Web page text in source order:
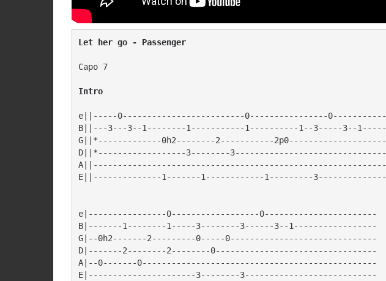
Capo 7
Intro
e||-----0-------------------------0----------------0-----------
B||---3---3--1--------1-----------1----------1--3-----3--1-----
G||*-------------0h2--------2-----------2p0--------------------
D||*------------------3--------3-------------------------------
A||------------------------------------------------------------
E||--------------1-------1------------1---------3--------------
e|----------------0------------------0-----------------------
B|-------1--------1-----3--------3------3--1-----------------
G|--0h2-------2---------0-----0------------------------------
D|-------2--------2--------0---------------------------------
A|--0-------0------------------------------------------------
E|----------------------3--------3---------------------------